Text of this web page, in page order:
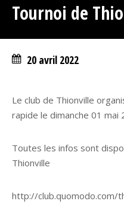
Tournoi de
20 avril 2022
Le club de Thionville
rapide le dimanche 01 mai
Toutes les infos sont
Thionville
http://club.quomodo.com/